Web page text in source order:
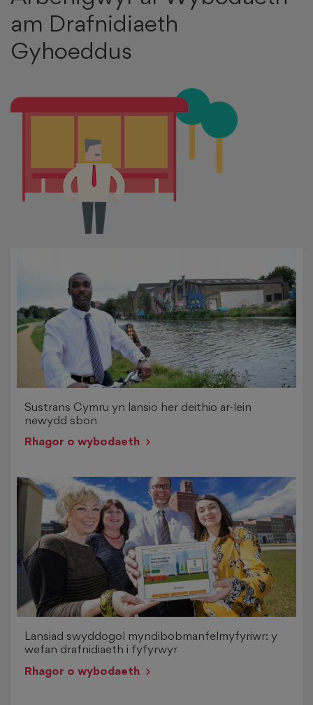
am Drafnidiaeth
Gyhoeddus
Sustrans Cymru yn lansio her deithio ar-lein
newydd sbon
Rhagor o wybodaeth >
Lansiad swyddogol myndibobmanfelmyfyriwr: y
wefan drafnidiaeth i fyfyrwyr
Rhagor o wybodaeth >